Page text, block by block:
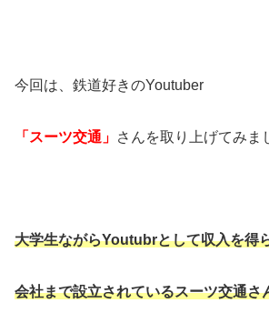
今回は、鉄道好きのYoutuber
「スーツ交通」 さんを取り上げてみま
大学生ながらYoutubrとして収入を得
会社まで設立されているスーツ交通さ